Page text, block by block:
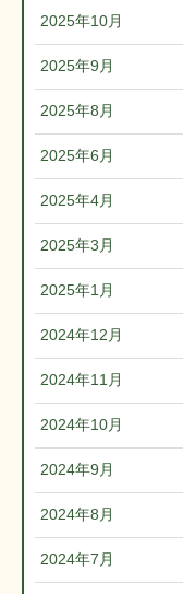
2025年10月
2025年9月
2025年8月
2025年6月
2025年4月
2025年3月
2025年1月
2024年12月
2024年11月
2024年10月
2024年9月
2024年8月
2024年7月